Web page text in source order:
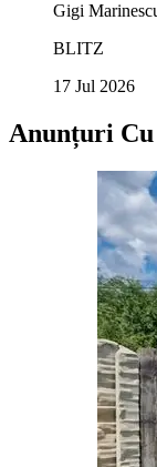
Gigi
BLITZ
17 Jul 2026
Anunțuri